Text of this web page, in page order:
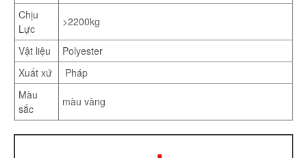
Chịu
Lực
>2200kg
Vật liệu
Polyester
Xuất xứ
Pháp
Màu
sắc
màu vàng